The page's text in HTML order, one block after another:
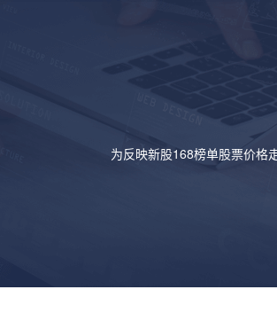
为反映新股168榜单股票价格